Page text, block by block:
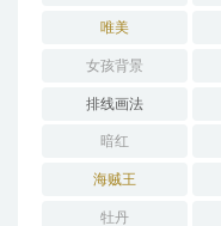
唯美
女孩背景
排线画法
暗红
海贼王
牡丹